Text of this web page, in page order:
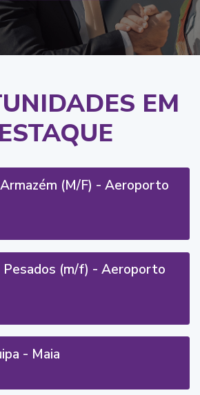
EM
(M/F) - Aeroporto
(m/f) - Aeroporto
- Maia